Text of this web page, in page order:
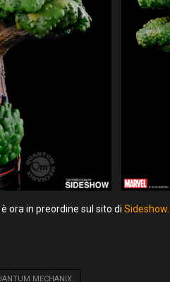
ora in preordine sul sito di
MECHANIX